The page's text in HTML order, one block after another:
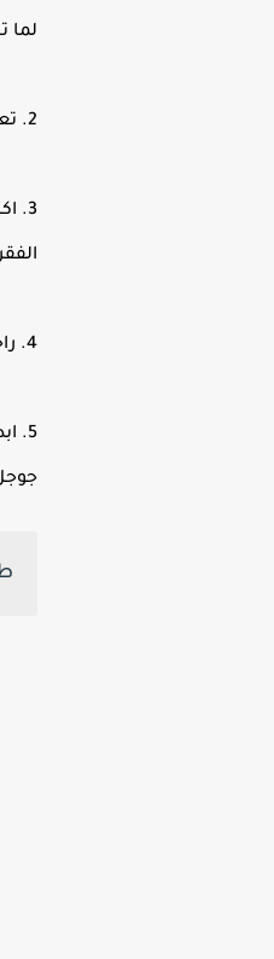
لما
2. تعلم استخدام الأدوات ابدأ باستخدام أدوات الذكاء الاصطناعي المجانية، واتمرن على كتابة البرومبتات الصح.
3.
4. راجع وعدل يدويا بعد ما الأداة تكتب لك راجع المقال عدل الأخطاء زود المعلومات واكتب بصوتك الخاص علشان يكون مميز.
5.